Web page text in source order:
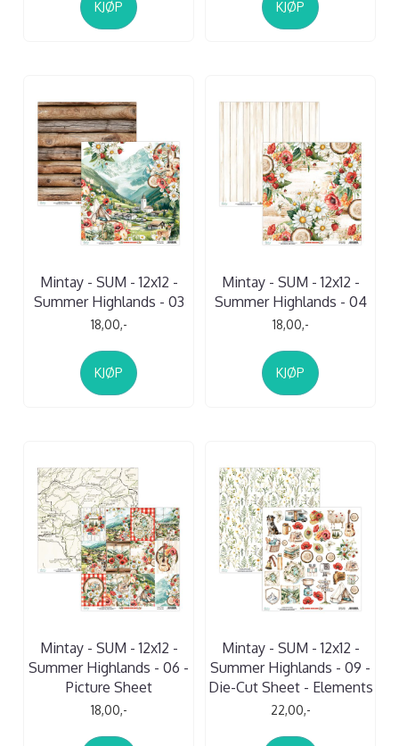
KJØP KJØP
Mintay - SUM - 12x12 -
Summer Highlands - 03
18,00,-
KJØP
Mintay - SUM - 12x12 -
Summer Highlands - 04
18,00,-
KJØP
Mintay - SUM - 12x12 -
Summer Highlands - 06 -
Picture Sheet
18,00,-
Mintay - SUM - 12x12 -
Summer Highlands - 09 -
Die-Cut Sheet - Elements
22,00,-